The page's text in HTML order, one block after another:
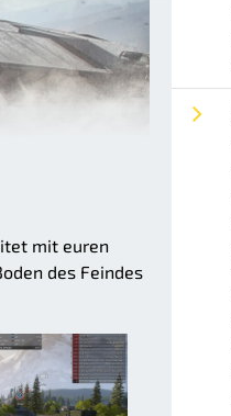
mit euren
des Feindes